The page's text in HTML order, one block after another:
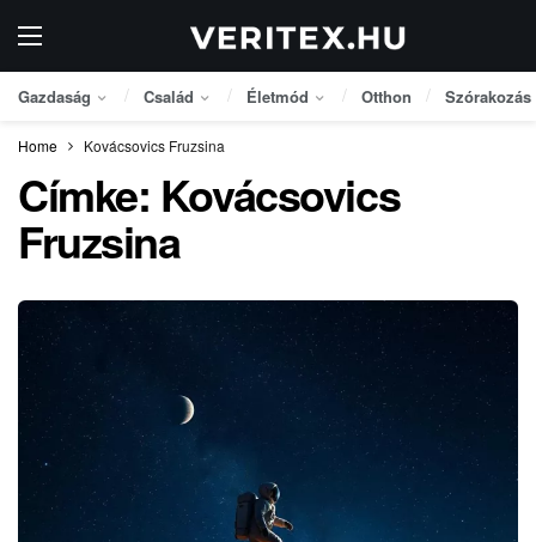
Gazdaság Család Életmód Otthon Szórakozás
Home Kovácsovics Fruzsina
Címke: Kovácsovics
Fruzsina